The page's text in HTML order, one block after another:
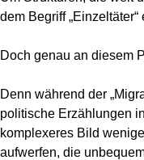
dem Begriff „Einzeltäter“
Doch genau an diesem
Denn während der
politische Erzählungen
komplexeres Bild
aufwerfen, die